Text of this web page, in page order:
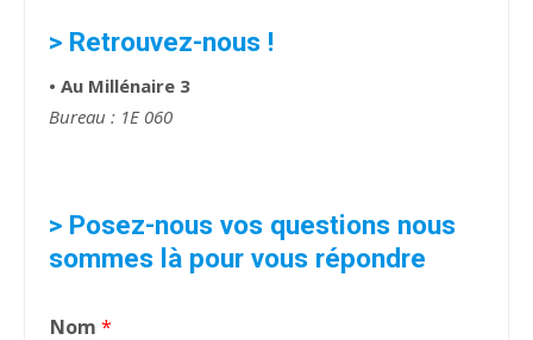
> Retrouvez-nous !
• Au Millénaire 3
Bureau : 1E 060
> Posez-nous vos questions nous
sommes là pour vous répondre
Nom *